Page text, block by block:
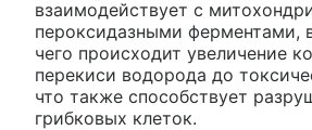
взаимодействует с
пероксидазными ферментами,
чего происходит увеличение
перекиси водорода до
что также способствует
грибковых клеток.